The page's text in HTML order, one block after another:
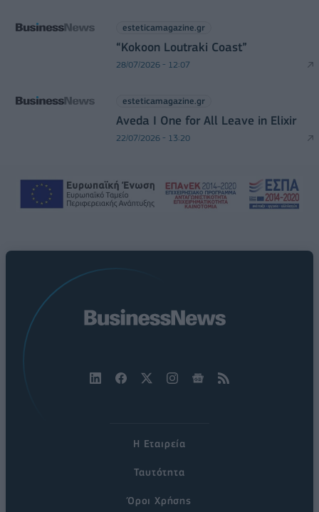
esteticamagazine.gr
“Kokoon Loutraki Coast”
28/07/2026 - 12:07
esteticamagazine.gr
Aveda I One for All Leave in Elixir
22/07/2026 - 13:20
Η Εταιρεία
Ταυτότητα
Όροι Χρήσης